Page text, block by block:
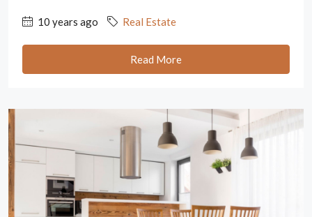
10 years ago Real Estate
Read More